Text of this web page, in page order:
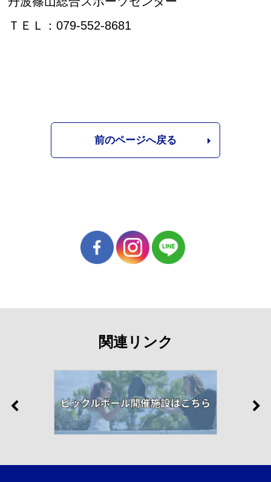
ＴＥＬ：079-552-8681
前のページへ戻る
関連リンク